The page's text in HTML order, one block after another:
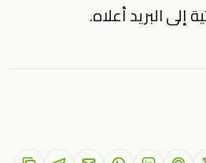
إلى البريد أعلاه.